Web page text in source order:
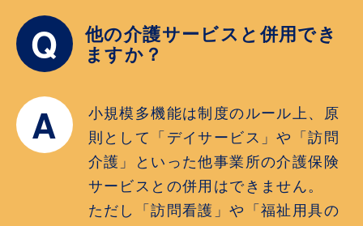
Q 他の介護サービスと併用でき
ますか？
A
小規模多機能は制度のルール上、原
則として「デイサービス」や「訪問
介護」といった他事業所の介護保険
サービスとの併用はできません。
ただし「訪問看護」や「福祉用具の